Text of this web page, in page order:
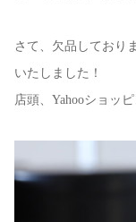
さて、欠品しており
いたしました！
店頭、Yahooショッ